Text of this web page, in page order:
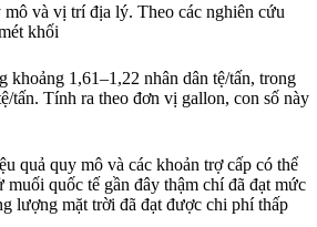
và vị trí địa lý. Theo các nghiên cứu
khối
1,61–1,22 nhân dân tệ/tấn, trong
tấn. Tính ra theo đơn vị gallon, con số này
quả quy mô và các khoản trợ cấp có thể
quốc tế gần đây thậm chí đã đạt mức
lượng mặt trời đã đạt được chi phí thấp